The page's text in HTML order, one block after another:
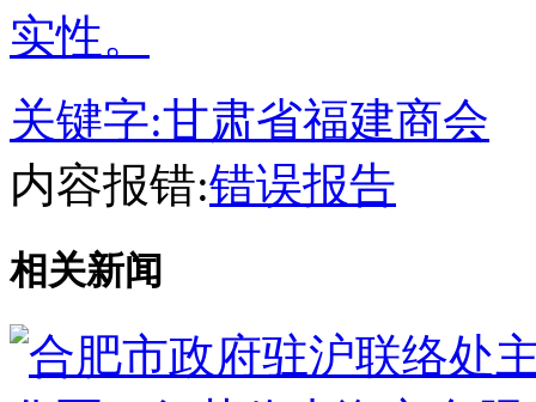
实性。
关键字:甘肃省福建商会
内容报错:错误报告
相关新闻